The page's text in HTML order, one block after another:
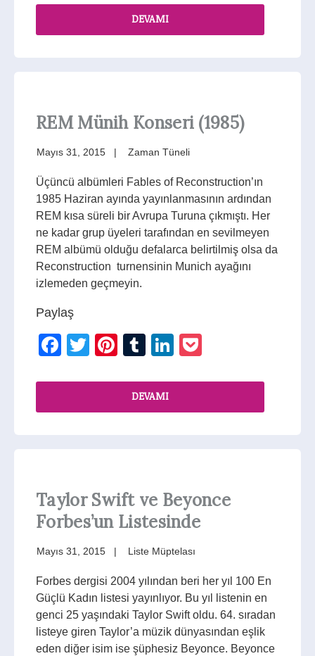
DEVAMI
REM Münih Konseri (1985)
Mayıs 31, 2015 Zaman Tüneli
Üçüncü albümleri Fables of Reconstruction’ın
1985 Haziran ayında yayınlanmasının ardından
REM kısa süreli bir Avrupa Turuna çıkmıştı. Her
ne kadar grup üyeleri tarafından en sevilmeyen
REM albümü olduğu defalarca belirtilmiş olsa da
Reconstruction turnensinin Munich ayağını
izlemeden geçmeyin.
Paylaş
Facebook
TwitterPinterest
TumblrLinkedIn
DEVAMI
Taylor Swift ve Beyonce
Forbes’un Listesinde
Mayıs 31, 2015 Liste Müptelası
Forbes dergisi 2004 yılından beri her yıl 100 En
Güçlü Kadın listesi yayınlıyor. Bu yıl listenin en
genci 25 yaşındaki Taylor Swift oldu. 64. sıradan
listeye giren Taylor’a müzik dünyasından eşlik
eden diğer isim ise şüphesiz Beyonce. Beyonce